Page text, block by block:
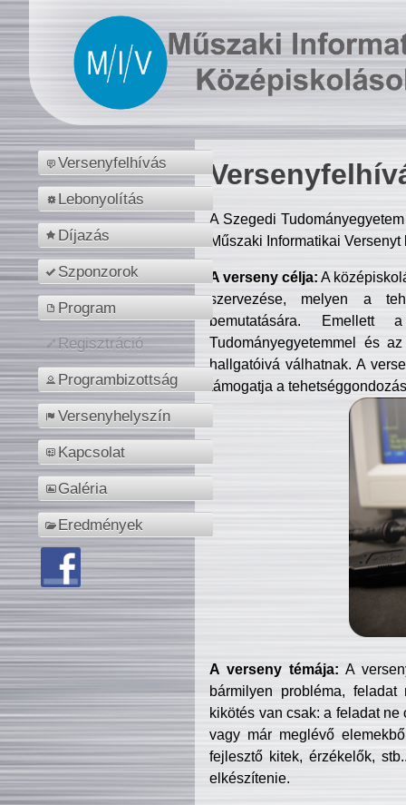
Versenyfelhívás
Lebonyolítás
Díjazás
Szponzorok
Program
Regisztráció
Programbizottság
Versenyhelyszín
Kapcsolat
Galéria
Eredmények
A Szegedi
Műszaki Informatikai
A verseny célja: A
szervezése, melyen a
bemutatására. Emellett
Tudományegyetemmel és
hallgatóivá válhatnak. A
támogatja a
A verseny témája: A
bármilyen probléma, feladat
kikötés van csak: a feladat
vagy már meglévő
fejlesztő kitek, érzékelők,
elkészítenie.